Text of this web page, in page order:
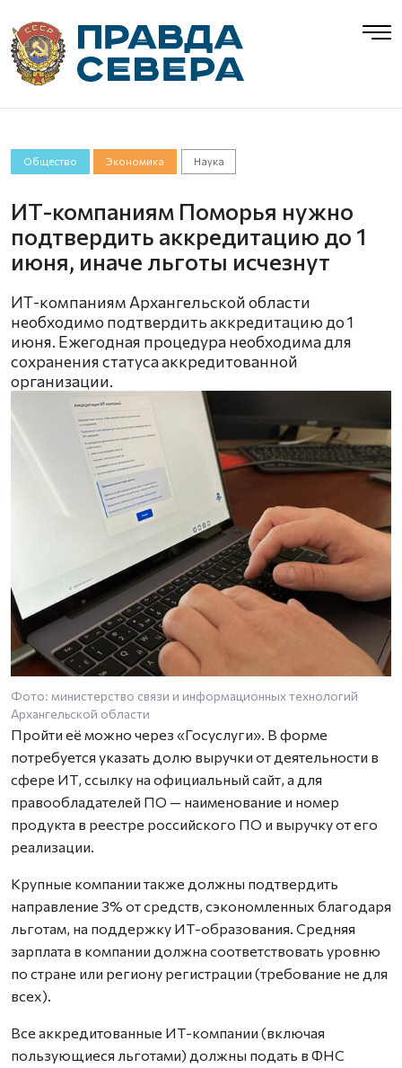
Общество Экономика Наука
ИТ-компаниям Поморья нужно
подтвердить аккредитацию до 1
июня, иначе льготы исчезнут
ИТ-компаниям Архангельской области
необходимо подтвердить аккредитацию до 1
июня. Ежегодная процедура необходима для
сохранения статуса аккредитованной
организации.
Фото: министерство связи и информационных технологий
Архангельской области
Пройти её можно через «Госуслуги». В форме
потребуется указать долю выручки от деятельности в
сфере ИТ, ссылку на официальный сайт, а для
правообладателей ПО — наименование и номер
продукта в реестре российского ПО и выручку от его
реализации.
Крупные компании также должны подтвердить
направление 3% от средств, сэкономленных благодаря
льготам, на поддержку ИТ-образования. Средняя
зарплата в компании должна соответствовать уровню
по стране или региону регистрации (требование не для
всех).
Все аккредитованные ИТ-компании (включая
пользующиеся льготами) должны подать в ФНС